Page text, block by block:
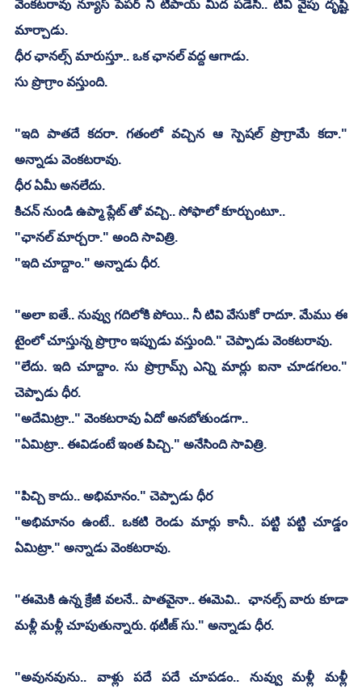
వెంకటరావు న్యూస్ పేపర్ ని టీపాయ్ మీద పడేసి.. టివి వైపు దృష్టి
మార్చాడు.
ధీర ఛానల్స్ మారుస్తూ.. ఒక ఛానల్ వద్ద ఆగాడు.
సు ప్రొగ్రాం వస్తుంది.
"ఇది పాతదే కదరా. గతంలో వచ్చిన ఆ స్పెషల్ ప్రొగ్రామే కదా."
అన్నాడు వెంకటరావు.
ధీర ఏమీ అనలేదు.
కిచన్ నుండి ఉప్మా ప్లేట్ తో వచ్చి.. సోఫాలో కూర్చుంటూ..
"ఛానల్ మార్చరా." అంది సావిత్రి.
"ఇది చూద్దాం." అన్నాడు ధీర.
"అలా ఐతే.. నువ్వు గదిలోకి పోయి.. నీ టివి వేసుకో రాదూ. మేము ఈ
టైంలో చూస్తున్న ప్రొగ్రాం ఇప్పుడు వస్తుంది." చెప్పాడు వెంకటరావు.
"లేదు. ఇది చూద్దాం. సు ప్రొగ్రామ్స్ ఎన్ని మార్లు ఐనా చూడగలం."
చెప్పాడు ధీర.
"అదేమిట్రా.." వెంకటరావు ఏదో అనబోతుండగా..
"ఏమిట్రా.. ఈవిడంటే ఇంత పిచ్చి." అనేసింది సావిత్రి.
"పిచ్చి కాదు.. అభిమానం." చెప్పాడు ధీర
"అభిమానం ఉంటే.. ఒకటి రెండు మార్లు కానీ.. పట్టి పట్టి చూడ్డం
ఏమిట్రా." అన్నాడు వెంకటరావు.
"ఈమెకి ఉన్న క్రేజీ వలనే.. పాతవైనా.. ఈమెవి..  ఛానల్స్ వారు కూడా
మళ్లీ మళ్లీ చూపుతున్నారు. థటీజ్ సు." అన్నాడు ధీర.
"అవునవును.. వాళ్లు పదే పదే చూపడం.. నువ్వు మళ్లీ మళ్లీ